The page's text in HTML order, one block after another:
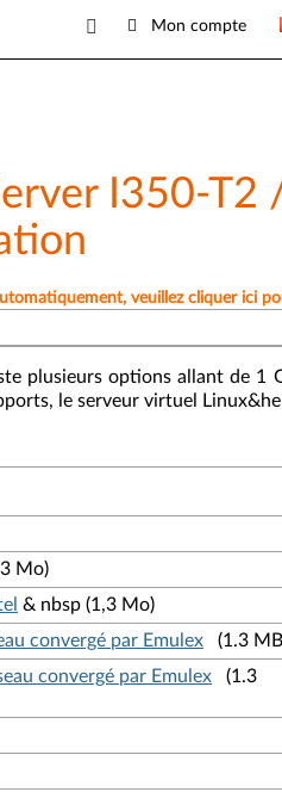
Mon compte
I350-
veuillez cliquer ici
plusieurs options allant de 1
le serveur virtuel
Mo)
& nbsp (1,3 Mo)
convergé par Emulex (1.3
convergé par Emulex (1.3